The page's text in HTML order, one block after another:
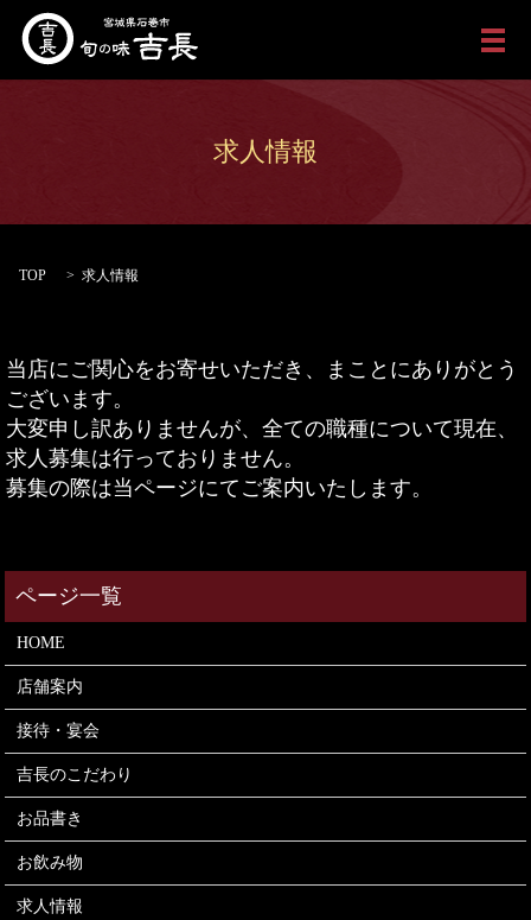
メ
求人情報
TOP 求人情報
当店にご関心をお寄せいただき、まことにありがとう
ございます。
大変申し訳ありませんが、全ての職種について現在、
求人募集は行っておりません。
募集の際は当ページにてご案内いたします。
HOME
店舗案内
接待・宴会
吉長のこだわり
お品書き
お飲み物
求人情報